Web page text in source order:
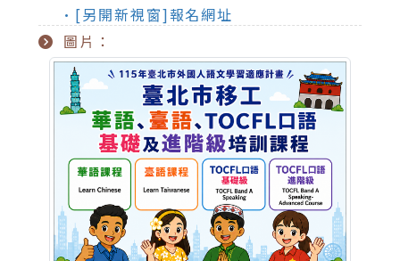
•[另開新視窗]報名網址
圖片：